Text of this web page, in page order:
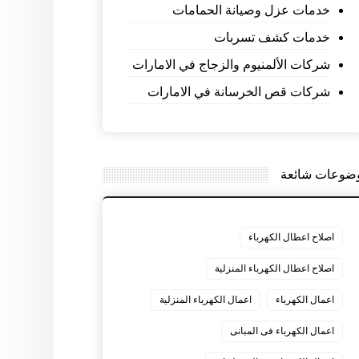
خدمات عزل وصيانة الحمامات
خدمات كشف تسربات
شركات الألمنيوم والزجاج في الامارات
شركات قص الخرسانة في الامارات
شائعة
اصلاح اعطال الكهرباء
اصلاح اعطال الكهرباء المنزلية
اعمال الكهرباء اعمال الكهرباء المنزلية
اعمال الكهرباء فى المبانى